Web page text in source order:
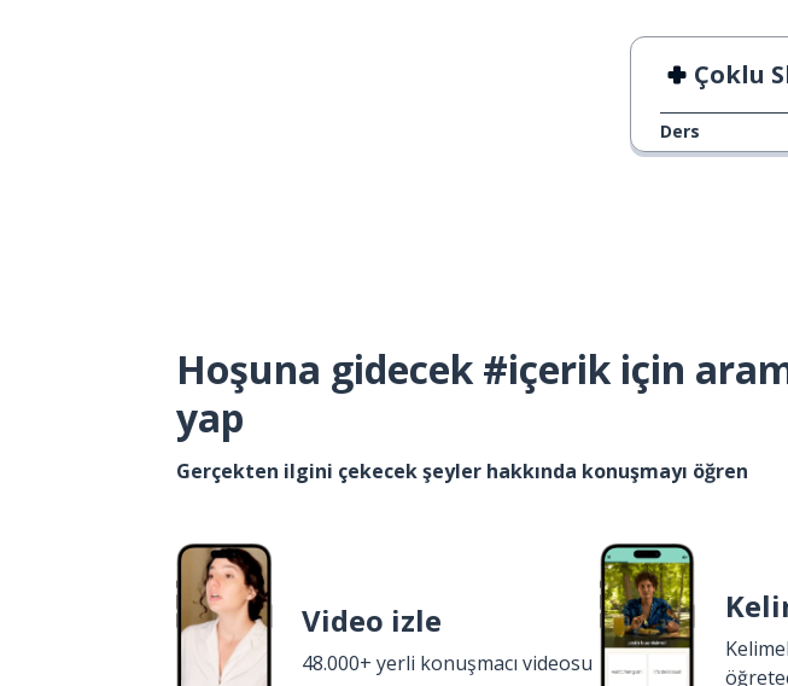
Çoklu
Ders
Hoşuna gidecek #içerik için
yap
Gerçekten ilgini çekecek şeyler hakkında konuşmayı öğren
Video izle
48.000+ yerli konuşmacı videosu